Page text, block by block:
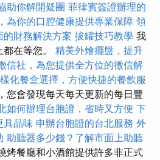
助你解開疑團 菲律賓簽證辦理的
為你的口腔健康提供專業保障 領
財務解決方案 拔罐技巧教學 我
在等您。 精美外燴擺盤，提升
信社，為您提供全方位的徵信解
化餐盒選擇，方便快捷的餐飲服
您會發現每天每天更新的每日豐
如何辦理台胞證，省時又方便 下
具品味 申辦台胞證的台北服務 外
助聽器多少錢？了解市面上助聽
烤餐廳和小酒館提供許多非正式